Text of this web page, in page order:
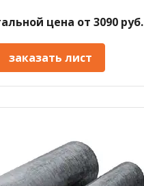
цена от 3090 руб.
заказать лист